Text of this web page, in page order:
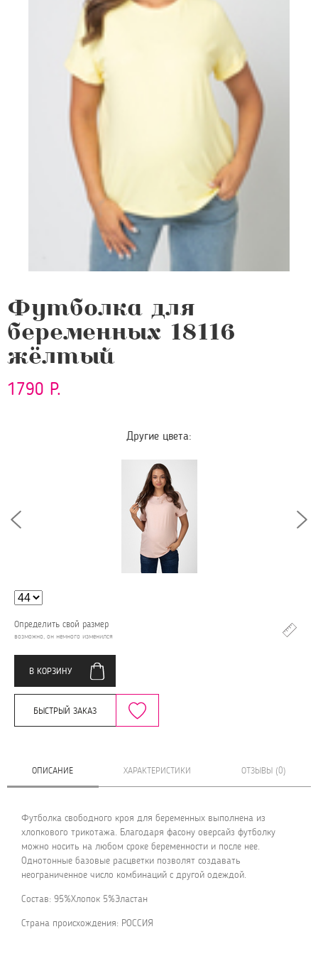
Футболка для
беременных 18116
жёлтый
1790 Р.
Другие цвета:
Определить свой размер
возможно, он немного изменился
В КОРЗИНУ
БЫСТРЫЙ ЗАКАЗ
ОПИСАНИЕ ХАРАКТЕРИСТИКИ ОТЗЫВЫ (0)
Футболка свободного кроя для беременных выполнена из
хлопкового трикотажа. Благодаря фасону оверсайз футболку
можно носить на любом сроке беременности и после нее.
Однотонные базовые расцветки позволят создавать
неограниченное число комбинаций с другой одеждой.
Состав: 95%Хлопок 5%Эластан
Страна происхождения: РОССИЯ